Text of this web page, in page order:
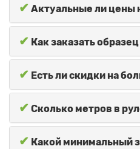
✔ Актуальные ли цены
✔ Как заказать
✔ Есть ли скидки на
✔ Сколько метров в
✔ Какой минимальный